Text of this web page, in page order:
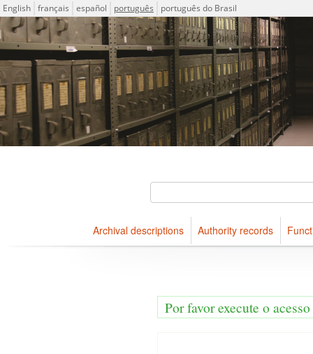
Idioma
English français español português português do Brasil
Descriptions for archival holdings maintained at Arquivo
ICA-AtoM Project
Archival descriptions Authority records
Por favor execute o